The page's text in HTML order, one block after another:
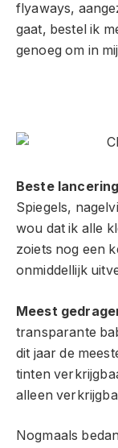
flyaways,
gaat, bestel ik
genoeg om in
Beste
Spiegels,
wou dat ik alle
zoiets nog een
onmiddellijk
Meest
transparante
dit jaar de
tinten
alleen
Nogmaals